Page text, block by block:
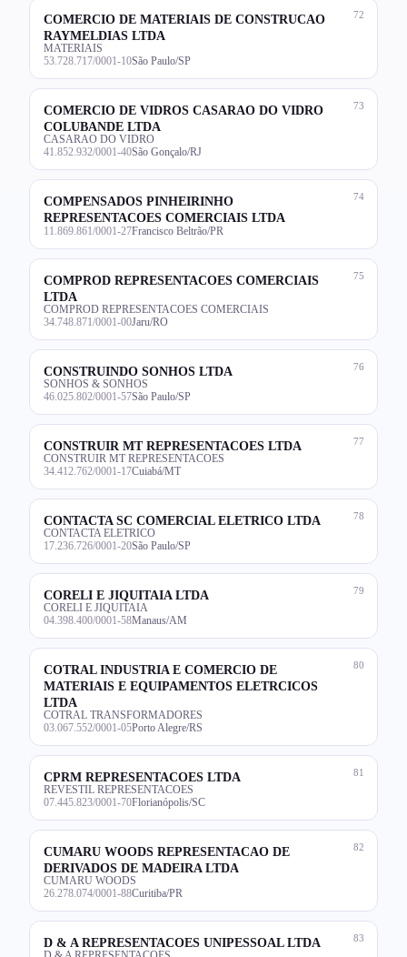
72
COMERCIO DE MATERIAIS DE CONSTRUCAO
RAYMELDIAS LTDA
MATERIAIS
53.728.717/0001-10São Paulo/SP
73
COMERCIO DE VIDROS CASARAO DO VIDRO
COLUBANDE LTDA
CASARAO DO VIDRO
41.852.932/0001-40São Gonçalo/RJ
74
COMPENSADOS PINHEIRINHO
REPRESENTACOES COMERCIAIS LTDA
11.869.861/0001-27Francisco Beltrão/PR
75
COMPROD REPRESENTACOES COMERCIAIS
LTDA
COMPROD REPRESENTACOES COMERCIAIS
34.748.871/0001-00Jaru/RO
76
CONSTRUINDO SONHOS LTDA
SONHOS & SONHOS
46.025.802/0001-57São Paulo/SP
77
CONSTRUIR MT REPRESENTACOES LTDA
CONSTRUIR MT REPRESENTACOES
34.412.762/0001-17Cuiabá/MT
78
CONTACTA SC COMERCIAL ELETRICO LTDA
CONTACTA ELETRICO
17.236.726/0001-20São Paulo/SP
79
CORELI E JIQUITAIA LTDA
CORELI E JIQUITAIA
04.398.400/0001-58Manaus/AM
80
COTRAL INDUSTRIA E COMERCIO DE
MATERIAIS E EQUIPAMENTOS ELETRCICOS
LTDA
COTRAL TRANSFORMADORES
03.067.552/0001-05Porto Alegre/RS
81
CPRM REPRESENTACOES LTDA
REVESTIL REPRESENTACOES
07.445.823/0001-70Florianópolis/SC
82
CUMARU WOODS REPRESENTACAO DE
DERIVADOS DE MADEIRA LTDA
CUMARU WOODS
26.278.074/0001-88Curitiba/PR
83
D & A REPRESENTACOES UNIPESSOAL LTDA